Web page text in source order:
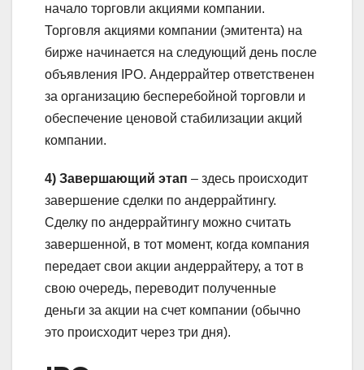
начало торговли акциями компании.
Торговля акциями компании (эмитента) на
бирже начинается на следующий день после
объявления IPO. Андеррайтер ответственен
за организацию бесперебойной торговли и
обеспечение ценовой стабилизации акций
компании.
4) Завершающий этап – здесь происходит
завершение сделки по андеррайтингу.
Сделку по андеррайтингу можно считать
завершенной, в тот момент, когда компания
передает свои акции андеррайтеру, а тот в
свою очередь, переводит полученные
деньги за акции на счет компании (обычно
это происходит через три дня).